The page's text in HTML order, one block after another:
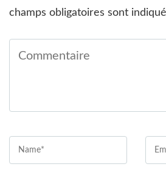
champs obligatoires sont